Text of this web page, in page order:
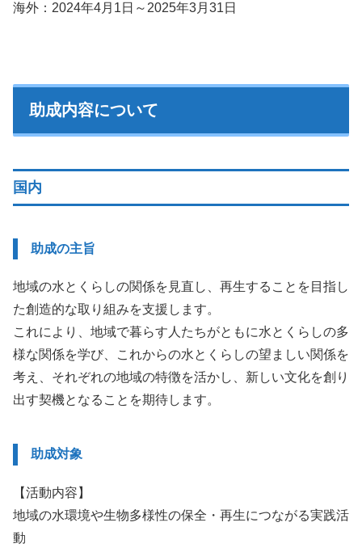
海外：2024年4月1日～2025年3月31日
助成内容について
国内
助成の主旨
地域の水とくらしの関係を見直し、再生することを目指し
た創造的な取り組みを支援します。
これにより、地域で暮らす人たちがともに水とくらしの多
様な関係を学び、これからの水とくらしの望ましい関係を
考え、それぞれの地域の特徴を活かし、新しい文化を創り
出す契機となることを期待します。
助成対象
【活動内容】
地域の水環境や生物多様性の保全・再生につながる実践活
動